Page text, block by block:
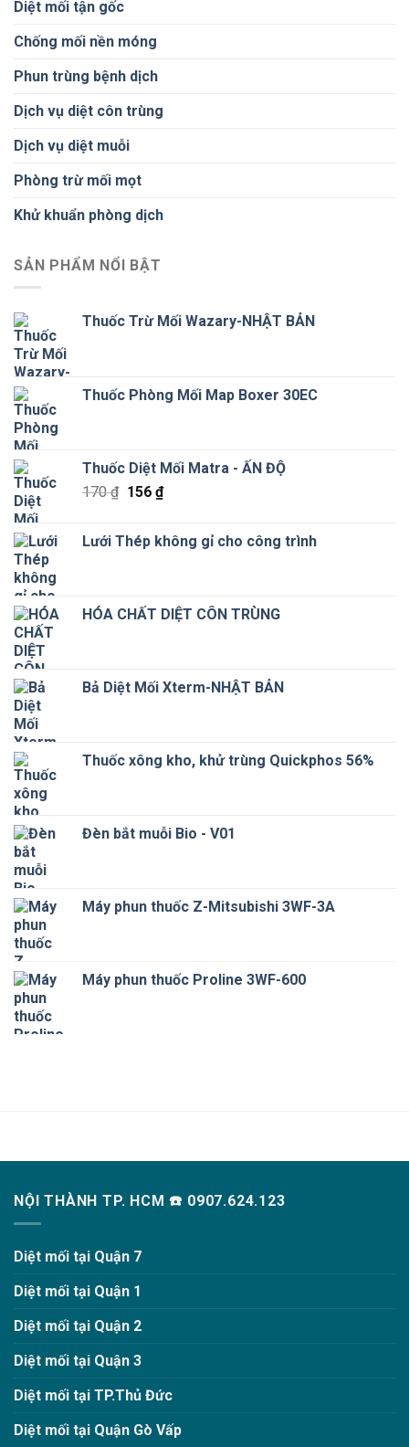
Diệt mối tận gốc
Chống mối nền móng
Phun trùng bệnh dịch
Dịch vụ diệt côn trùng
Dịch vụ diệt muỗi
Phòng trừ mối mọt
Khử khuẩn phòng dịch
SẢN PHẨM NỔI BẬT
Thuốc Trừ Mối Wazary-NHẬT BẢN
Thuốc Phòng Mối Map Boxer 30EC
Thuốc Diệt Mối Matra - ẤN ĐỘ
170₫ Giá
170 ₫.
156 ₫Giá
là:
Lưới Thép không gỉ cho công trình
HÓA CHẤT DIỆT CÔN TRÙNG
Bả Diệt Mối Xterm-NHẬT BẢN
Thuốc xông kho, khử trùng Quickphos 56%
Đèn bắt muỗi Bio - V01
Máy phun thuốc Z-Mitsubishi 3WF-3A
Máy phun thuốc Proline 3WF-600
NỘI THÀNH TP. HCM ☎️ 0907.624.123
Diệt mối tại Quận 7
Diệt mối tại Quận 1
Diệt mối tại Quận 2
Diệt mối tại Quận 3
Diệt mối tại TP.Thủ Đức
Diệt mối tại Quận Gò Vấp